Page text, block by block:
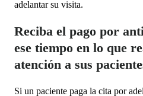
adelantar su visita.
Reciba el pago por
ese tiempo en lo que
atención a sus
Si un paciente paga la cita por